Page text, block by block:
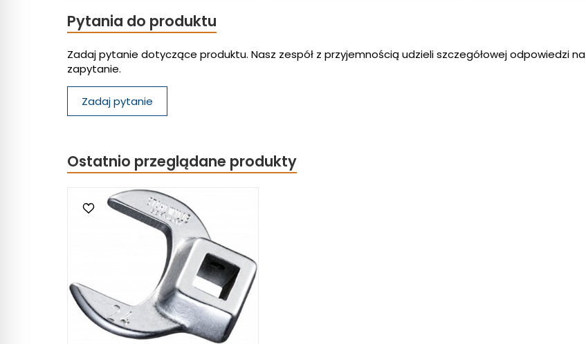
Pytania do produktu
Zadaj pytanie dotyczące produktu. Nasz zespół z przyjemnością udzieli szczegółowej odpowiedzi na
zapytanie.
Zadaj pytanie
Ostatnio przeglądane produkty